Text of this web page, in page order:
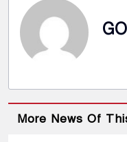
More News Of